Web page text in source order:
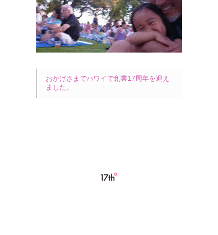
おかげさまでハワイで創業17周年を迎え
ました。